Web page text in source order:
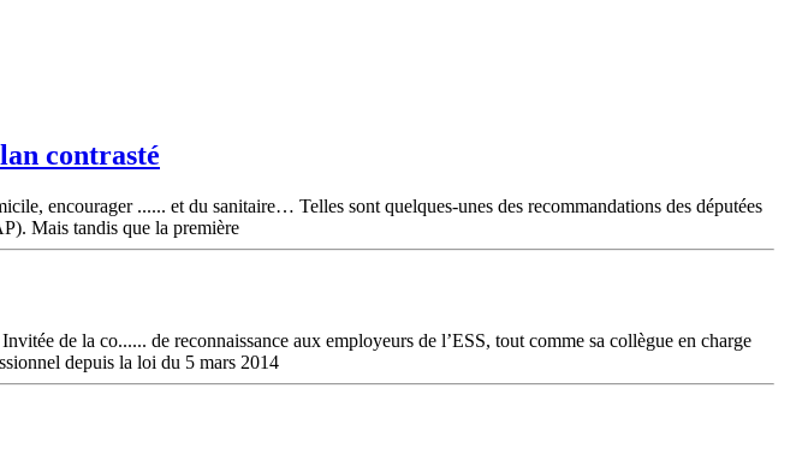
contrasté
encourager ...... et du sanitaire… Telles sont quelques-unes des recommandations des députées
Mais tandis que la première
de la co...... de reconnaissance aux employeurs de l’ESS, tout comme sa collègue en charge
depuis la loi du 5 mars 2014